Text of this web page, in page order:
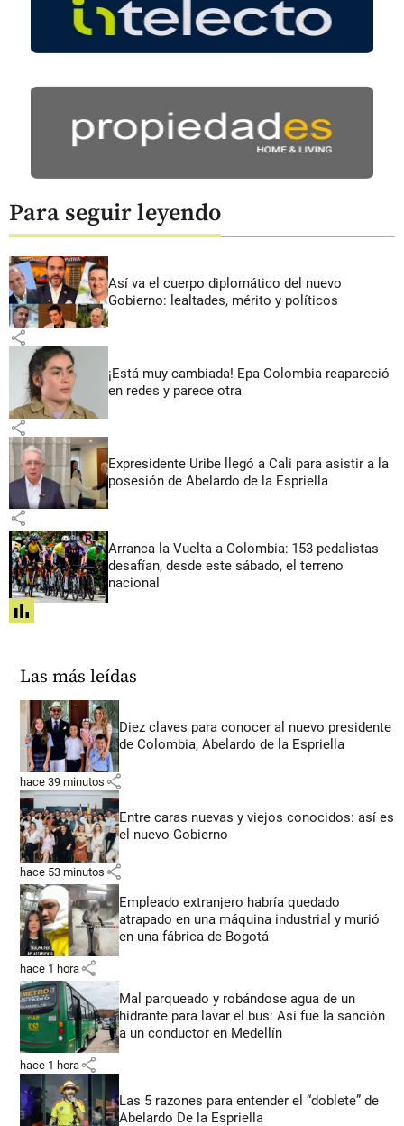
Para seguir leyendo
Así va el cuerpo diplomático del nuevo
Gobierno: lealtades, mérito y políticos
share
¡Está muy cambiada! Epa Colombia reapareció
en redes y parece otra
share
Expresidente Uribe llegó a Cali para asistir a la
posesión de Abelardo de la Espriella
share
Arranca la Vuelta a Colombia: 153 pedalistas
desafían, desde este sábado, el terreno
nacional
share
Las más leídas
Diez claves para conocer al nuevo presidente
de Colombia, Abelardo de la Espriella
hace 39 minutos share
Entre caras nuevas y viejos conocidos: así es
el nuevo Gobierno
hace 53 minutos share
Empleado extranjero habría quedado
atrapado en una máquina industrial y murió
en una fábrica de Bogotá
hace 1 hora share
Mal parqueado y robándose agua de un
hidrante para lavar el bus: Así fue la sanción
a un conductor en Medellín
hace 1 hora share
Las 5 razones para entender el “doblete” de
Abelardo De la Espriella